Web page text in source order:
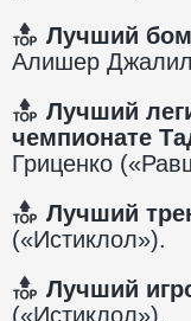
Лучший
Алишер
Лучший
чемпионате
Гриценко
Лучший
(«Истиклол»).
Лучший
(«Истиклол»).